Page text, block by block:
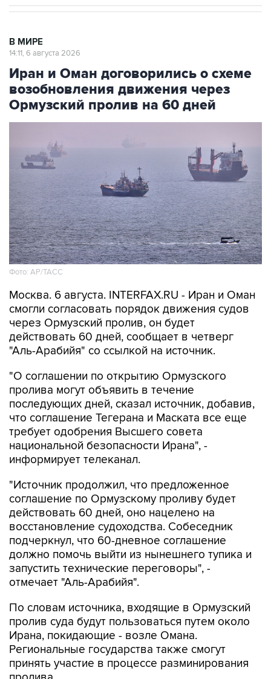
В МИРЕ
14:11, 6 августа 2026
Иран и Оман договорились о схеме
возобновления движения через
Ормузский пролив на 60 дней
Фото: AP/ТАСС
Москва. 6 августа. INTERFAX.RU - Иран и Оман
смогли согласовать порядок движения судов
через Ормузский пролив, он будет
действовать 60 дней, сообщает в четверг
"Аль-Арабийя" со ссылкой на источник.
"О соглашении по открытию Ормузского
пролива могут объявить в течение
последующих дней, сказал источник, добавив,
что соглашение Тегерана и Маската все еще
требует одобрения Высшего совета
национальной безопасности Ирана", -
информирует телеканал.
"Источник продолжил, что предложенное
соглашение по Ормузскому проливу будет
действовать 60 дней, оно нацелено на
восстановление судоходства. Собеседник
подчеркнул, что 60-дневное соглашение
должно помочь выйти из нынешнего тупика и
запустить технические переговоры", -
отмечает "Аль-Арабийя".
По словам источника, входящие в Ормузский
пролив суда будут пользоваться путем около
Ирана, покидающие - возле Омана.
Региональные государства также смогут
принять участие в процессе разминирования